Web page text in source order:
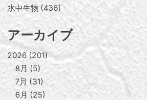
水中生物 436
アーカイブ
2026 201
8月 5
7月
31
6月
25